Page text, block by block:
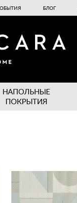
БЛОГ
НАПОЛЬНЫЕ
ПОКРЫТИЯ